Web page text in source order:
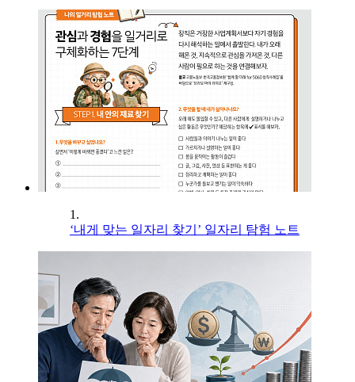
1.
‘내게 맞는 일자리 찾기’ 일자리 탐험 노트